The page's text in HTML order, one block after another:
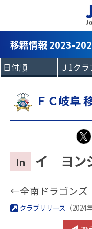
移籍情報 2023-
ＦＣ岐阜
In イ ヨン
←全南ドラゴンズ
クラブリリース （2024